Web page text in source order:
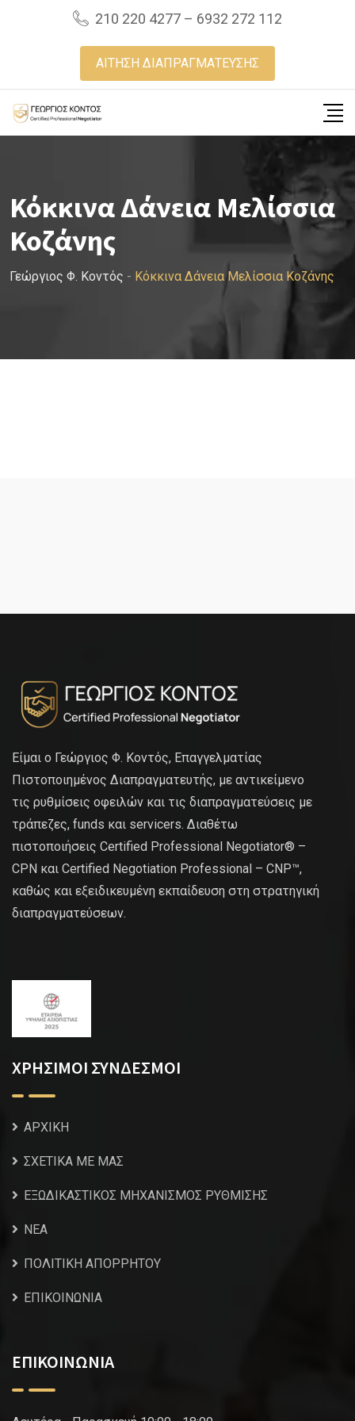
210 220 4277 – 6932 272 112
ΑΙΤΗΣΗ ΔΙΑΠΡΑΓΜΑΤΕΥΣΗΣ
Κόκκινα Δάνεια Μελίσσια
Κοζάνης
Γεώργιος Φ. Κοντός - Κόκκινα Δάνεια Μελίσσια Κοζάνης
Είμαι ο Γεώργιος Φ. Κοντός, Επαγγελματίας
Πιστοποιημένος Διαπραγματευτής, με αντικείμενο
τις ρυθμίσεις οφειλών και τις διαπραγματεύσεις με
τράπεζες, funds και servicers. Διαθέτω
πιστοποιήσεις Certified Professional Negotiator® –
CPN και Certified Negotiation Professional – CNP™,
καθώς και εξειδικευμένη εκπαίδευση στη στρατηγική
διαπραγματεύσεων.
ΧΡΗΣΙΜΟΙ ΣΥΝΔΕΣΜΟΙ
ΑΡΧΙΚΗ
ΣΧΕΤΙΚΑ ΜΕ ΜΑΣ
ΕΞΩΔΙΚΑΣΤΙΚΟΣ ΜΗΧΑΝΙΣΜΟΣ ΡΥΘΜΙΣΗΣ
NEA
ΠΟΛΙΤΙΚΗ ΑΠΟΡΡΗΤΟΥ
ΕΠΙΚΟΙΝΩΝΙΑ
ΕΠΙΚΟΙΝΩΝΙΑ